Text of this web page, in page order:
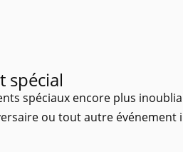
spécial
spéciaux encore plus
ou tout autre événement